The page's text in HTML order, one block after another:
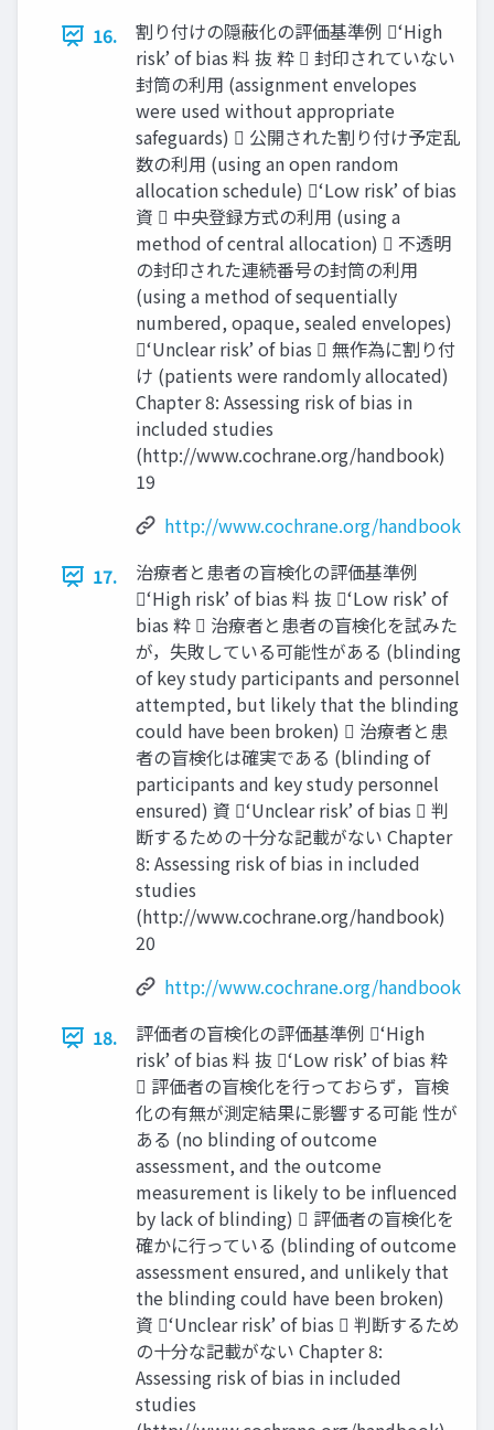
16.
割り付けの隠蔽化の評価基準例 ‘High
risk’ of bias 料 抜 粋  封印されていない
封筒の利⽤ (assignment envelopes
were used without appropriate
safeguards)  公開された割り付け予定乱
数の利⽤ (using an open random
allocation schedule) ‘Low risk’ of bias
資  中央登録⽅式の利⽤ (using a
method of central allocation)  不透明
の封印された連続番号の封筒の利⽤
(using a method of sequentially
numbered, opaque, sealed envelopes)
‘Unclear risk’ of bias  無作為に割り付
け (patients were randomly allocated)
Chapter 8: Assessing risk of bias in
included studies
(http://www.cochrane.org/handbook)
19
http://www.cochrane.org/handbook
17.
治療者と患者の盲検化の評価基準例
‘High risk’ of bias 料 抜 ‘Low risk’ of
bias 粋  治療者と患者の盲検化を試みた
が，失敗している可能性がある (blinding
of key study participants and personnel
attempted, but likely that the blinding
could have been broken)  治療者と患
者の盲検化は確実である (blinding of
participants and key study personnel
ensured) 資 ‘Unclear risk’ of bias  判
断するための十分な記載がない Chapter
8: Assessing risk of bias in included
studies
(http://www.cochrane.org/handbook)
20
http://www.cochrane.org/handbook
18.
評価者の盲検化の評価基準例 ‘High
risk’ of bias 料 抜 ‘Low risk’ of bias 粋
 評価者の盲検化を⾏っておらず，盲検
化の有無が測定結果に影響する可能 性が
ある (no blinding of outcome
assessment, and the outcome
measurement is likely to be influenced
by lack of blinding)  評価者の盲検化を
確かに⾏っている (blinding of outcome
assessment ensured, and unlikely that
the blinding could have been broken)
資 ‘Unclear risk’ of bias  判断するため
の十分な記載がない Chapter 8:
Assessing risk of bias in included
studies